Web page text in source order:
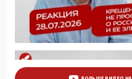
05:58, 26 Мая 2026
Роскомнадзор освободили от
деструктивным и опасным
07:39, 25 Мая 2026
ценностей: «Новые люди»